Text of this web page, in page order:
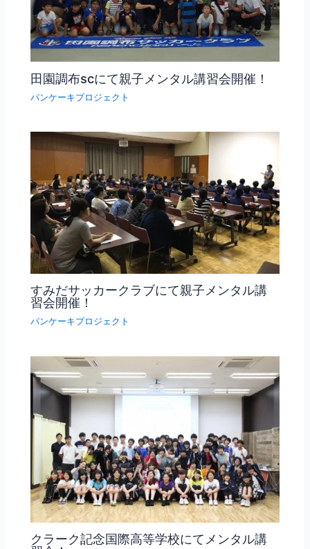
田園調布scにて親子メンタル講習会開催！
パンケーキプロジェクト
すみだサッカークラブにて親子メンタル講
習会開催！
パンケーキプロジェクト
クラーク記念国際高等学校にてメンタル講